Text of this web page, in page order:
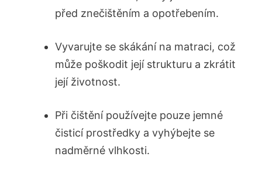
‌před znečištěním ⁢a opotřebením.
Vyvarujte se‍ skákání⁤ na matraci, což
může poškodit její strukturu a zkrátit​
její⁤ životnost.
Při⁢ čištění používejte pouze ⁣jemné
čisticí prostředky a vyhýbejte se
⁣nadměrné vlhkosti.